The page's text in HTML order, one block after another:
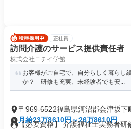
正社員
訪問介護のサービス提供責任者
株式会社ニチイ学館
お客様がご自宅で、自分らしく暮らし
か？ 研修も充実、未経験者でも安...
〒969-6522福島県河沼郡会津坂下
月給23万8610円～26万8610円
【必要資格】 介護福祉士実務者研